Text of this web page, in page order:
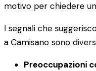
motivo per chiedere
I segnali che
a Camisano sono
Preoccupazioni